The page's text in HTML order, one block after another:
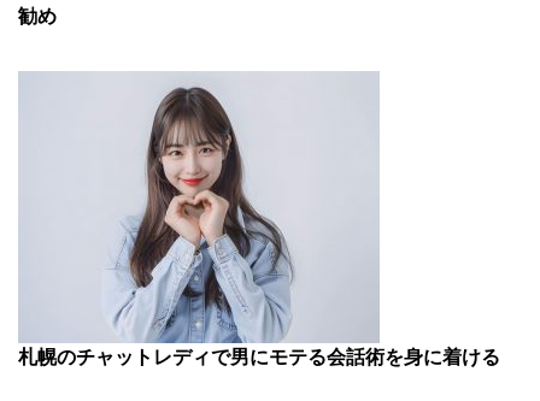
勧め
札幌のチャットレディで男にモテる会話術を身に着ける